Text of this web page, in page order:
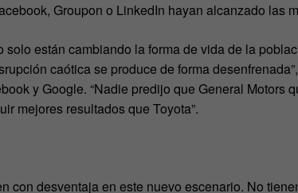
Groupon o LinkedIn hayan alcanzado las
están cambiando la forma de vida de la
caótica se produce de forma
y Google. “Nadie predijo que General Motors
mejores resultados que Toyota”.
con desventaja en este nuevo escenario. No